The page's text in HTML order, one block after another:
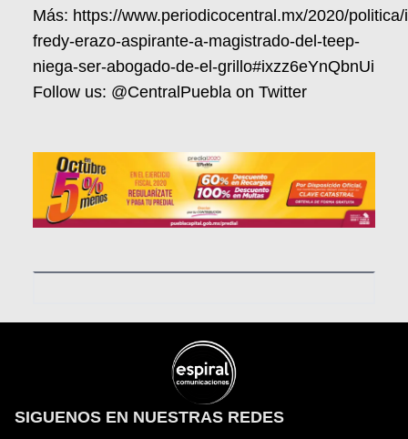
Más: https://www.periodicocentral.mx/2020/
fredy-erazo-aspirante-a-magistrado-del-teep-
niega-ser-abogado-de-el-grillo#ixzz6eYnQbnUi
Follow us: @CentralPuebla on Twitter
SIGUENOS EN NUESTRAS REDES